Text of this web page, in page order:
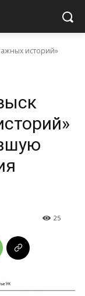
историй»
25